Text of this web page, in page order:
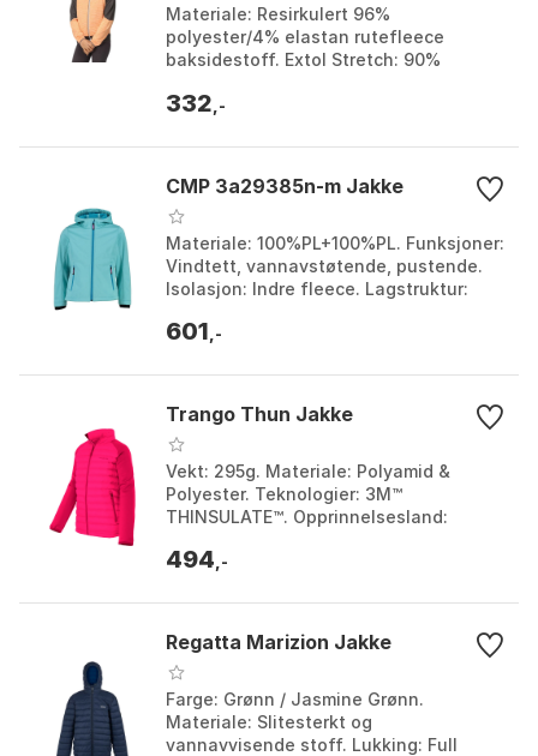
Materiale: Resirkulert 96%
polyester/4% elastan rutefleece
baksidestoff. Extol Stretch: 90%
glidelåslommer, Reflekterende k...
332 ,-
CMP 3a29385n-m Jakke
Materiale: 100%PL+100%PL. Funksjoner:
Vindtett, vannavstøtende, pustende.
Isolasjon: Indre fleece. Lagstruktur:
hawaiian, La...
601 ,-
Trango Thun Jakke
Vekt: 295g. Materiale: Polyamid &
Polyester. Teknologier: 3M™
THINSULATE™. Opprinnelsesland:
Størrelse: 8Y.
494 ,-
Regatta Marizion Jakke
Farge: Grønn / Jasmine Grønn.
Materiale: Slitesterkt og
vannavvisende stoff. Lukking: Full